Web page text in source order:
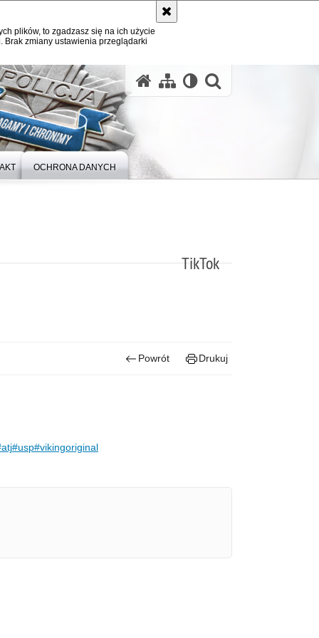
plików, to zgadzasz się na ich użycie
zmiany ustawienia przeglądarki
OCHRONA DANYCH
TikTok
Powrót Drukuj
#usp#vikingoriginal